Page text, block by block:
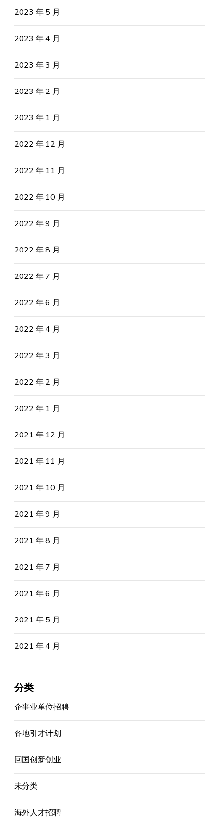
2023 年 5 月
2023 年 4 月
2023 年 3 月
2023 年 2 月
2023 年 1 月
2022 年 12 月
2022 年 11 月
2022 年 10 月
2022 年 9 月
2022 年 8 月
2022 年 7 月
2022 年 6 月
2022 年 4 月
2022 年 3 月
2022 年 2 月
2022 年 1 月
2021 年 12 月
2021 年 11 月
2021 年 10 月
2021 年 9 月
2021 年 8 月
2021 年 7 月
2021 年 6 月
2021 年 5 月
2021 年 4 月
分类
企事业单位招聘
各地引才计划
回国创新创业
未分类
海外人才招聘